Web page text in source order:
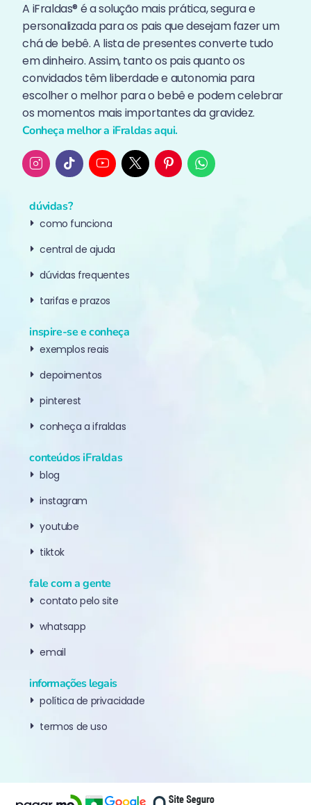
A iFraldas® é a solução mais prática, segura e
personalizada para os pais que desejam fazer um
chá de bebê. A lista de presentes converte tudo
em dinheiro. Assim, tanto os pais quanto os
convidados têm liberdade e autonomia para
escolher o melhor para o bebê e podem celebrar
os momentos mais importantes da gravidez.
Conheça melhor a iFraldas aqui.
dúvidas?
como funciona
central de ajuda
dúvidas frequentes
tarifas e prazos
inspire-se e conheça
exemplos reais
depoimentos
pinterest
conheça a ifraldas
conteúdos iFraldas
blog
instagram
youtube
tiktok
fale com a gente
contato pelo site
whatsapp
email
informações legais
política de privacidade
termos de uso